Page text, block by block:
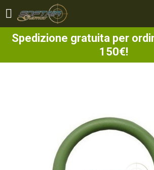
Spedizione gratuita per
150€!